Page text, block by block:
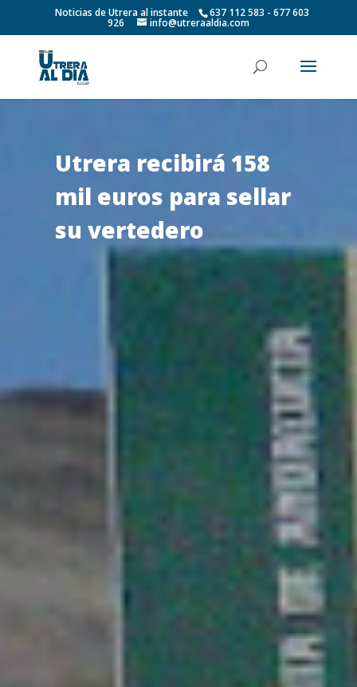
Noticias de Utrera al instante 637 112 583 - 677 603
926 info@utreraaldia.com
Utrera recibirá 158
mil euros para sellar
su vertedero